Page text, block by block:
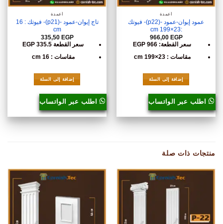
أعمدة
عمود إيوان-عمود -(p22)- فيوتك
:23×199 cm
966,00 EGP
سعر القطعة: 966 EGP
مقاسات : 23×199 cm
إضافة إلى السلة
اطلب عبر الواتساب
أعمدة
تاج إيوان-عمود -(p21)- فيوتك : 16
cm
335,50 EGP
سعر القطعة 335.5 EGP
مقاسات : 16 cm
إضافة إلى السلة
اطلب عبر الواتساب
منتجات ذات صلة